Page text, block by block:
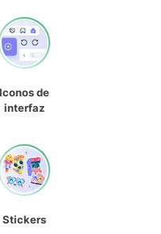
Iconos de
interfaz
Stickers